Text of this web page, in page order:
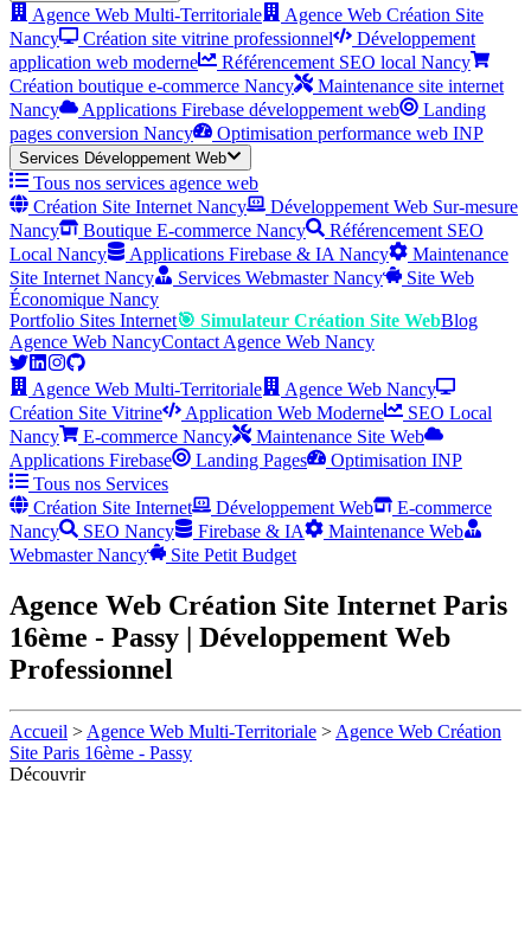
Agence Web Multi-Territoriale
Agence Web Création Site
Nancy
Création site vitrine professionnel
Développement
application web moderne
Référencement SEO local Nancy
Création boutique e-commerce Nancy
Maintenance site internet
Nancy
Applications Firebase développement web
Landing
pages conversion Nancy
Optimisation performance web INP
Services Développement Web
Tous nos services agence web
Création Site Internet Nancy
Développement Web Sur-mesure
Nancy
Boutique E-commerce Nancy
Référencement SEO
Local Nancy
Applications Firebase & IA Nancy
Maintenance
Site Internet Nancy
Services Webmaster Nancy
Site Web
Économique Nancy
Portfolio Sites Internet🎯 Simulateur Création Site WebBlog
Agence Web NancyContact Agence Web Nancy
Agence Web Multi-Territoriale
Agence Web Nancy
Création Site Vitrine
Application Web Moderne
SEO Local
Nancy
E-commerce Nancy
Maintenance Site Web
Applications Firebase
Landing Pages
Optimisation INP
Tous nos Services
Création Site Internet
Développement Web
E-commerce
Nancy
SEO Nancy Firebase & IA
Maintenance Web
Webmaster Nancy
Site Petit Budget
Agence Web Création Site Internet Paris
16ème - Passy | Développement Web
Professionnel
Accueil > Agence Web Multi-Territoriale > Agence Web Création
Site Paris 16ème - Passy
Découvrir